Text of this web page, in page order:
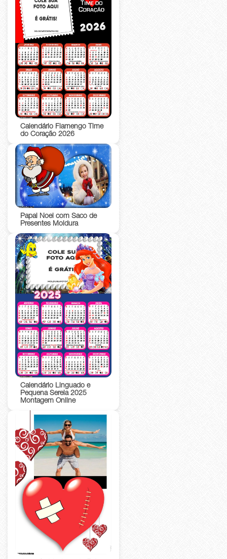
Calendário Flamengo Time
do Coração 2026
Papai Noel com Saco de
Presentes Moldura
Calendário Linguado e
Pequena Sereia 2025
Montagem Online